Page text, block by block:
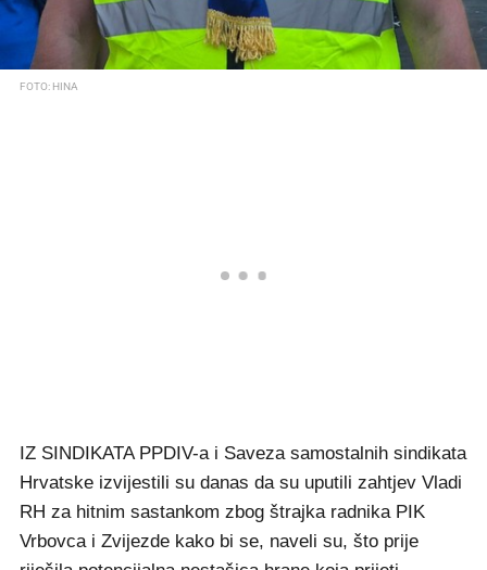
FOTO: HINA
IZ SINDIKATA PPDIV-a i Saveza samostalnih sindikata
Hrvatske izvijestili su danas da su uputili zahtjev Vladi
RH za hitnim sastankom zbog štrajka radnika PIK
Vrbovca i Zvijezde kako bi se, naveli su, što prije